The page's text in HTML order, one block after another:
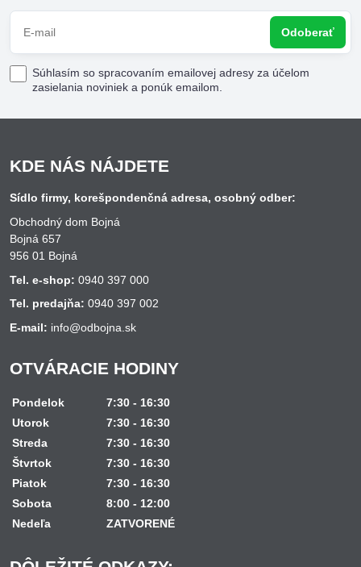
Odoberať
Súhlasím so spracovaním emailovej adresy za účelom
zasielania noviniek a ponúk emailom.
KDE NÁS NÁJDETE
Sídlo firmy, korešpondenčná adresa, osobný odber:
Obchodný dom Bojná
Bojná 657
956 01 Bojná
Tel. e-shop: 0940 397 000
Tel. predajňa: 0940 397 002
E-mail: info@odbojna.sk
OTVÁRACIE HODINY
Pondelok
7:30 - 16:30
Utorok
7:30 - 16:30
Streda
7:30 - 16:30
Štvrtok
7:30 - 16:30
Piatok
7:30 - 16:30
Sobota
8:00 - 12:00
Nedeľa
ZATVORENÉ